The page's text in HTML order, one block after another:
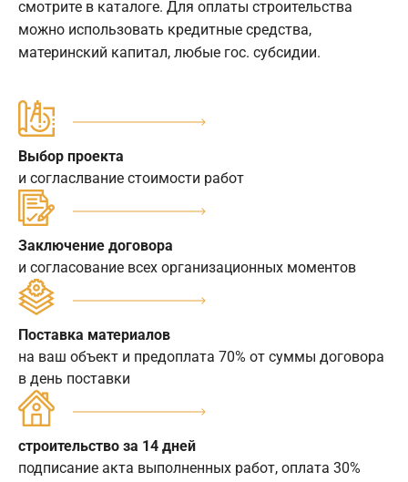
смотрите в каталоге. Для оплаты строительства
можно использовать кредитные средства,
материнский капитал, любые гос. субсидии.
Выбор проекта
и согласлвание стоимости работ
Заключение договора
и согласование всех организационных моментов
Поставка материалов
на ваш объект и предоплата 70% от суммы договора
в день поставки
строительство за 14 дней
подписание акта выполненных работ, оплата 30%